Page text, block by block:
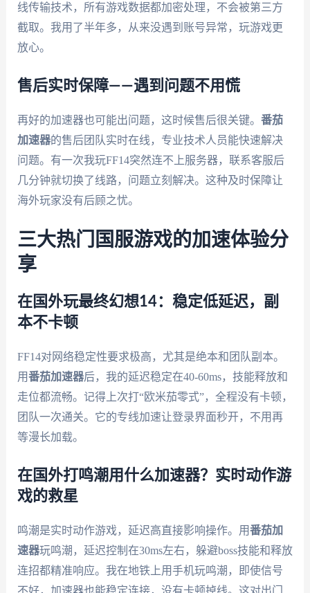
线传输技术，所有游戏数据都加密处理，不会被第三方
截取。我用了半年多，从来没遇到账号异常，玩游戏更
放心。
售后实时保障——遇到问题不用慌
再好的加速器也可能出问题，这时候售后很关键。 番茄
加速器的售后团队实时在线，专业技术人员能快速解决
问题。有一次我玩FF14突然连不上服务器，联系客服后
几分钟就切换了线路，问题立刻解决。这种及时保障让
海外玩家没有后顾之忧。
三大热门国服游戏的加速体验分
享
在国外玩最终幻想14：稳定低延迟，副
本不卡顿
FF14对网络稳定性要求极高，尤其是绝本和团队副本。
用番茄加速器后，我的延迟稳定在40-60ms，技能释放和
走位都流畅。记得上次打“欧米茄零式”，全程没有卡顿，
团队一次通关。它的专线加速让登录界面秒开，不用再
等漫长加载。
在国外打鸣潮用什么加速器？实时动作游
戏的救星
鸣潮是实时动作游戏，延迟高直接影响操作。用番茄加
速器玩鸣潮，延迟控制在30ms左右，躲避boss技能和释放
连招都精准响应。我在地铁上用手机玩鸣潮，即使信号
不好，加速器也能稳定连接，没有卡顿掉线。这对出门